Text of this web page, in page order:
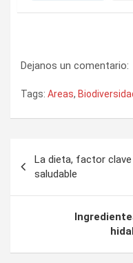
Dejanos un comentario:
Tags: Areas,
de
entradas
La dieta, factor
saludable